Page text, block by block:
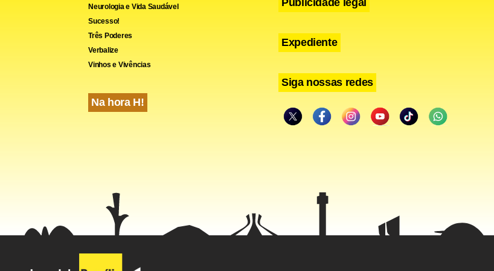
mais rentável. É triste. Ipanema era uma vitrine”, conta Gouvêa.
Neurologia e Vida Saudável
Sucesso!
Três Poderes
Verbalize
Vinhos e Vivências
Na hora H!
Expediente
Siga nossas redes